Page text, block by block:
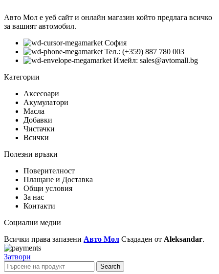
Авто Мол е уеб сайт и онлайн магазин който предлага всичко
за вашият автомобил.
София
Тел.: (+359) 887 780 003
Имейл: sales@avtomall.bg
Категории
Аксесоари
Акумулатори
Масла
Добавки
Чистачки
Всички
Полезни връзки
Поверителност
Плащане и Доставка
Общи условия
За нас
Контакти
Социални медии
Всички права запазени Авто Мол Създаден от Aleksandar.
Затвори
Search